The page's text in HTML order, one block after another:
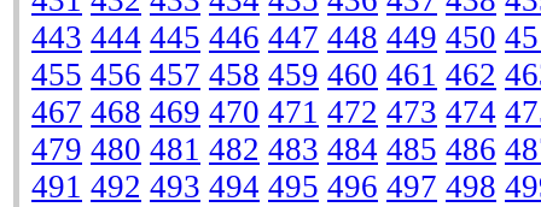
443 444 445 446 447 448 449 450
455 456 457 458 459 460 461 462
467 468 469 470 471 472 473 474
479 480 481 482 483 484 485 486
491 492 493 494 495 496 497 498